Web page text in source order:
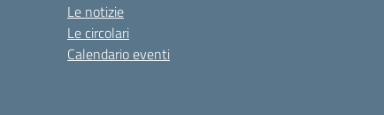
Le notizie
Le circolari
Calendario eventi